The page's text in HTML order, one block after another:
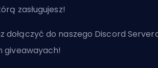
zasługujesz!
dołączyć do naszego Discord
giveawayach!